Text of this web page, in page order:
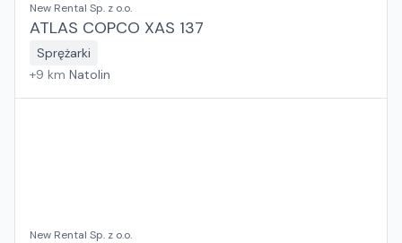
New Rental Sp. z o.o.
ATLAS COPCO XAS 137
Sprężarki
+9 km Natolin
New Rental Sp. z o.o.